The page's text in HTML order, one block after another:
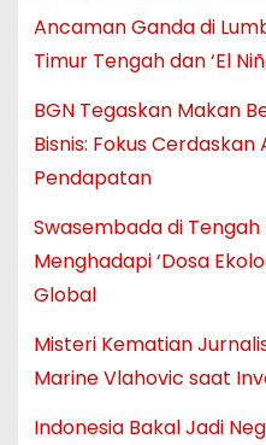
Ancaman Ganda di
Timur Tengah dan ‘El
BGN Tegaskan Makan
Bisnis: Fokus
Pendapatan
Swasembada di
Menghadapi ‘Dosa
Global
Misteri Kematian
Marine Vlahovic saat
Indonesia Bakal Jadi